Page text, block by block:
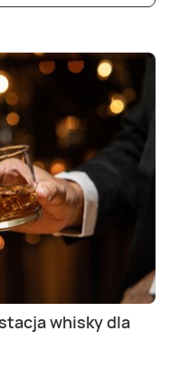
whisky dla